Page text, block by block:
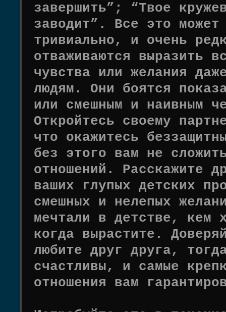
завершить”; “Твое
заводит”. Все это может
тривиально, и очень
отваживаются выразить
чувства или желания
людям. Они боятся
или смешным и наивным
Откройтесь своему
что окажитесь
без этого вам не
отношений. Расскажите
ваших глупых детских
смешных и нелепых
мечтали в детстве, кем
когда вырастите.
любите друг друга,
счастливы, и самые
отношения вам